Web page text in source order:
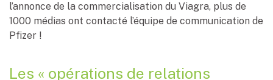
l’annonce de la commercialisation du Viagra, plus de
1000 médias ont contacté l’équipe de communication de
Pfizer !
Les « opérations de relations